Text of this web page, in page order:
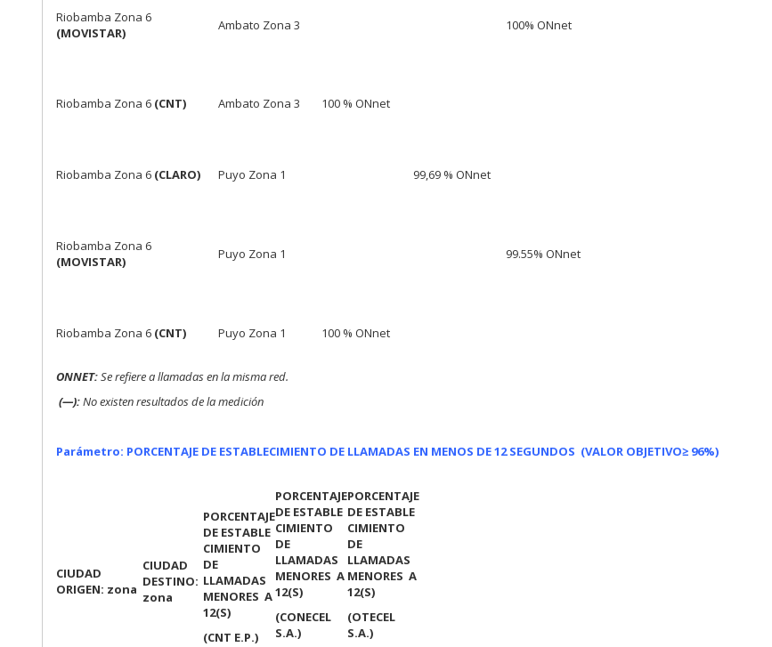
Riobamba Zona 6
(MOVISTAR)
Ambato Zona 3 100% ONnet
Riobamba Zona 6 (CNT) Ambato Zona 3 100 % ONnet
Riobamba Zona 6 (CLARO) Puyo Zona 1 99,69 % ONnet
Riobamba Zona 6
(MOVISTAR)
Puyo Zona 1 99.55% ONnet
Riobamba Zona 6 (CNT) Puyo Zona 1 100 % ONnet
ONNET:Se refiere a llamadas en la misma red.
(—):No existen resultados de la medición
Parámetro: PORCENTAJE DE ESTABLECIMIENTO DE LLAMADAS EN MENOS DE 12 SEGUNDOS (VALOR OBJETIVO≥ 96%)
CIUDAD
ORIGEN: zona
CIUDAD
DESTINO:
zona
PORCENTAJE
DE ESTABLE
CIMIENTO
DE
LLAMADAS
MENORES A
12(S)
(CNT E.P.)
PORCENTAJE
DE ESTABLE
CIMIENTO
DE
LLAMADAS
MENORES A
12(S)
(CONECEL
S.A.)
PORCENTAJE
DE ESTABLE
CIMIENTO
DE
LLAMADAS
MENORES A
12(S)
(OTECEL
S.A.)